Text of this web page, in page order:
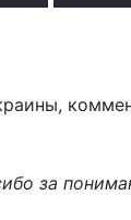
за